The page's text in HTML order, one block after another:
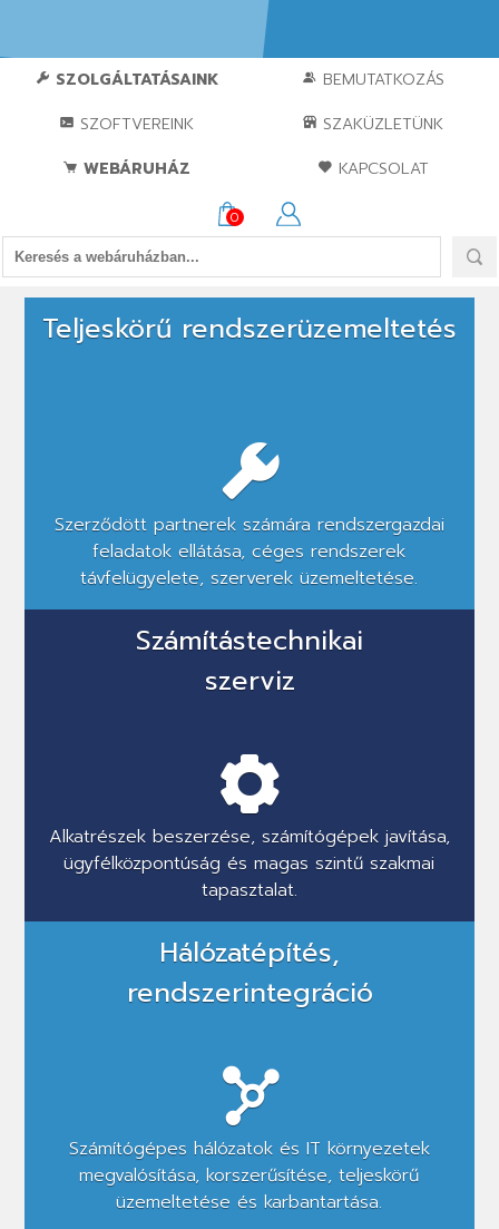
SZOLGÁLTATÁSAINK
BEMUTATKOZÁS
SZOFTVEREINK
SZAKÜZLETÜNK
WEBÁRUHÁZ
KAPCSOLAT
0
Hálózati
kiépítés,
szoftverfejlesztés,
szoftver
Teljeskörű rendszerüzemeltetés
Szerződött partnerek számára rendszergazdai
feladatok ellátása, céges rendszerek
távfelügyelete, szerverek üzemeltetése.
Számítástechnikai
szerviz
Alkatrészek beszerzése, számítógépek javítása,
ügyfélközpontúság és magas szintű szakmai
tapasztalat.
Hálózatépítés,
rendszerintegráció
Számítógépes hálózatok és IT környezetek
megvalósítása, korszerűsítése, teljeskörű
üzemeltetése és karbantartása.